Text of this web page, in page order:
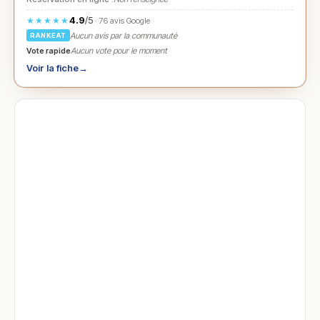
★★★★★4.9/5· 76 avis Google
RANKEAT
Aucun avis par la communauté
Vote rapideAucun vote pour le moment
Voir la fiche→